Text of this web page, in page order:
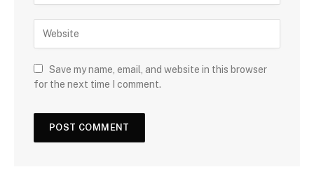
Save my name, email, and website in this browser
for the next time I comment.